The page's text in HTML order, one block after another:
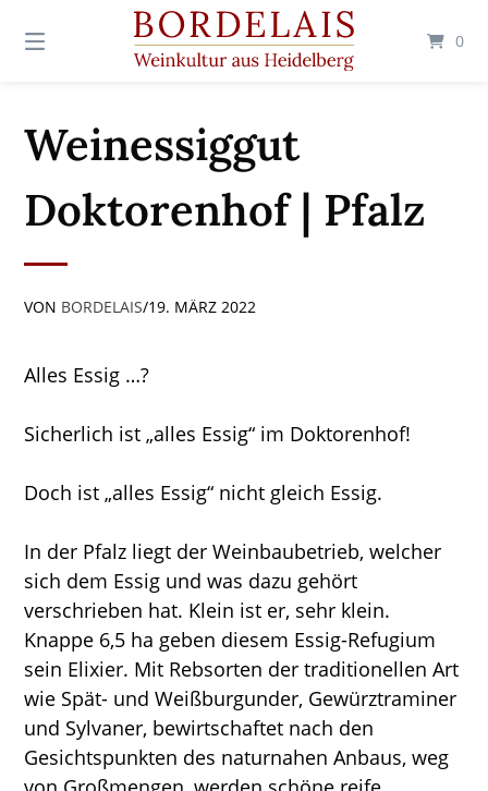
zum
0
Weinessiggut
Doktorenhof | Pfalz
VON BORDELAIS/19. MÄRZ 2022
Alles Essig …?
Sicherlich ist „alles Essig“ im Doktorenhof!
Doch ist „alles Essig“ nicht gleich Essig.
In der Pfalz liegt der Weinbaubetrieb, welcher
sich dem Essig und was dazu gehört
verschrieben hat. Klein ist er, sehr klein.
Knappe 6,5 ha geben diesem Essig-Refugium
sein Elixier. Mit Rebsorten der traditionellen Art
wie Spät- und Weißburgunder, Gewürztraminer
und Sylvaner, bewirtschaftet nach den
Gesichtspunkten des naturnahen Anbaus, weg